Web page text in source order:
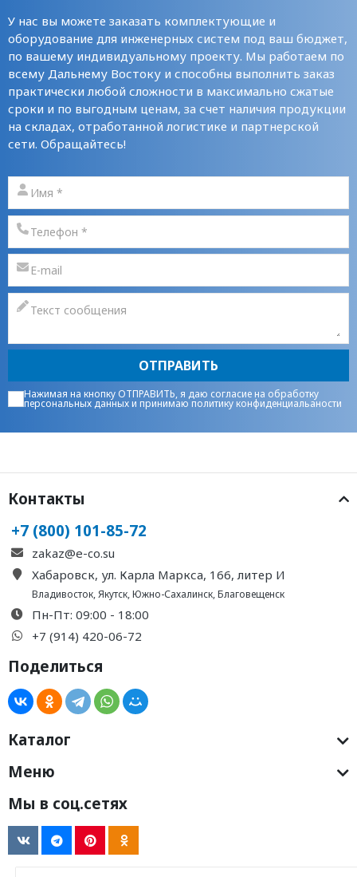
У нас вы можете заказать комплектующие и
оборудование для инженерных систем под ваш бюджет,
по вашему индивидуальному проекту. Мы работаем по
всему Дальнему Востоку и способны выполнить заказ
практически любой сложности в максимально сжатые
сроки и по выгодным ценам, за счет наличия продукции
на складах, отработанной логистике и партнерской
сети. Обращайтесь!
ОТПРАВИТЬ
Нажимая на кнопку ОТПРАВИТЬ, я даю согласие на обработку
персональных данныхи принимаю политику конфиденциальаности
Контакты
+7 (800) 101-85-72
zakaz@e-co.su
Хабаровск, ул. Карла Маркса, 166, литер И
Владивосток,Якутск,Южно-Сахалинск,Благовещенск
Пн-Пт: 09:00 - 18:00
+7 (914) 420-06-72
Поделиться
Каталог
Меню
Мы в соц.сетях